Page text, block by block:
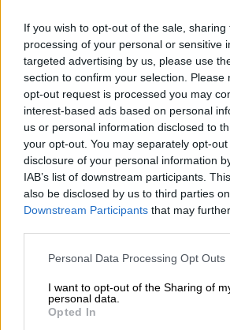
If you wish to opt-out of the sale,
processing of your personal or sensitive
targeted advertising by us, please use
section to confirm your selection. Please
opt-out request is processed you may
interest-based ads based on personal
us or personal information disclosed to
your opt-out. You may separately opt-
disclosure of your personal information
IAB’s list of downstream participants.
also be disclosed by us to third parties
Downstream Participants that may
Please note that this website/app uses
not limited to your visit or usage
grant or deny consent to Google and its
use your data for below specified
Personal Data Processing Opt Outs
I want to opt-out of the Sharing of
personal data.
Opted In
Οικονόμου σε μια
συνάντηση στον Κήπο
Μουσικής
Μια μοναδική συναυλία που
πρέπει να χάσει!